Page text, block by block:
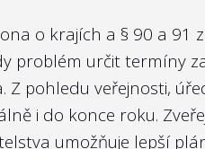
informování o
zkopírované části
Jinými slovy,
na management
kontrolována.
o krajích a § 90 a
problém určit termíny
Z pohledu veřejnosti,
i do konce roku.
umožňuje lepší